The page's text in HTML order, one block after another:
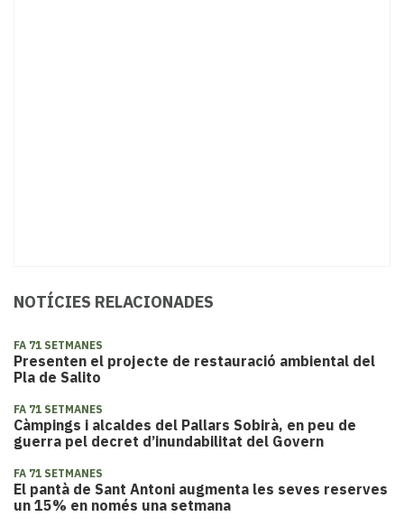
NOTÍCIES RELACIONADES
FA 71 SETMANES
Presenten el projecte de restauració ambiental del
Pla de Salito
FA 71 SETMANES
Càmpings i alcaldes del Pallars Sobirà, en peu de
guerra pel decret d’inundabilitat del Govern
FA 71 SETMANES
El pantà de Sant Antoni augmenta les seves reserves
un 15% en només una setmana